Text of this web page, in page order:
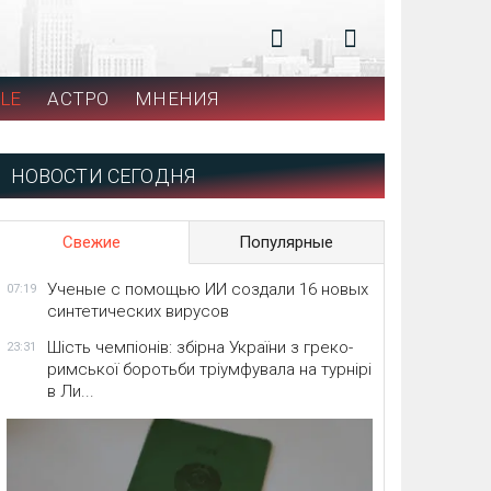
АСТРО МНЕНИЯ
НОВОСТИ СЕГОДНЯ
Свежие Популярные
07:19
Ученые с помощью ИИ создали 16 новых
синтетических вирусов
23:31
Шість чемпіонів: збірна України з греко-
римської боротьби тріумфувала на турнірі
в Ли...